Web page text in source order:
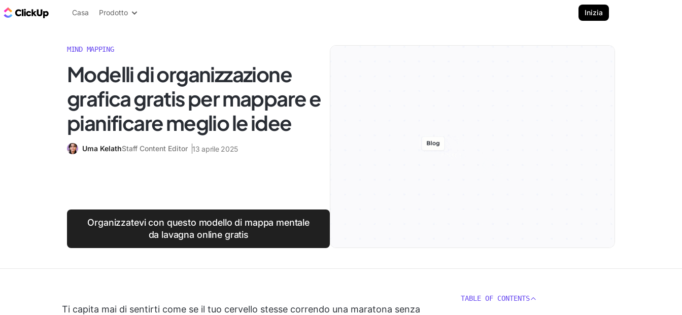
Blog di ClickUp
Casa Prodotto Inizia
MIND MAPPING
Modelli di organizzazione
grafica gratis per mappare e
pianificare meglio le idee
Uma KelathStaff Content Editor 13 aprile 2025
Organizzatevi con questo modello di mappa mentale
da lavagna online gratis
Ti capita mai di sentirti come se il tuo cervello stesse correndo una maratona senza
TABLE OF CONTENTS